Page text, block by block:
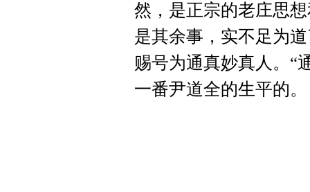
然，是正宗的老庄思
是其余事，实不足为
赐号为通真妙真人。“
一番尹道全的生平的。